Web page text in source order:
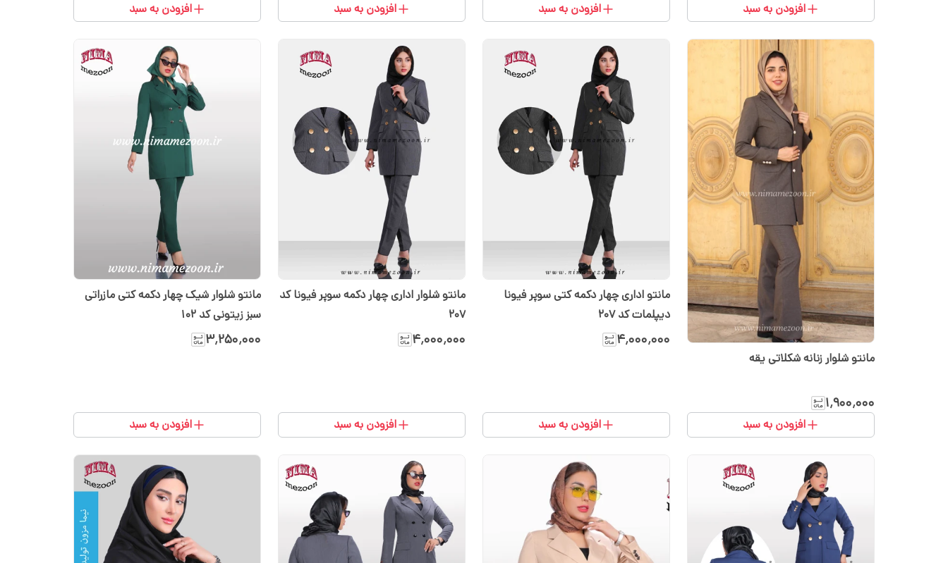
افزودن به سبد افزودن به سبد افزودن به سبد افزودن به سبد
مانتو شلوار زنانه شکلاتی یقه
۱٬۹۰۰٬۰۰۰
افزودن به سبد
مانتو اداری چهار دکمه کتی سوپر فیونا
دیپلمات کد ۲۰۷
۴٬۰۰۰٬۰۰۰
افزودن به سبد
مانتو شلوار اداری چهار دکمه سوپر فیونا کد
۲۰۷
۴٬۰۰۰٬۰۰۰
افزودن به سبد
مانتو شلوار شیک چهار دکمه کتی مازراتی
سبز زیتونی کد 102
۳٬۲۵۰٬۰۰۰
افزودن به سبد